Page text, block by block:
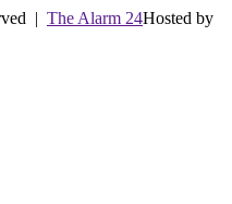
| The Alarm 24Hosted by